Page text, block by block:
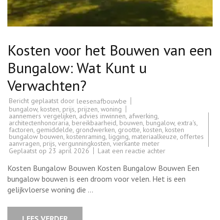
Kosten voor het Bouwen van een
Bungalow: Wat Kunt u
Verwachten?
Bericht geplaatst door leesenafbouwbe
bungalow, kosten, prijs, prijzen, woning
aannemers vergelijken,advies inwinnen, afwerking,
architectenhonoraria, bereikbaarheid, bouwen, bungalow, extra's,
factoren, gemiddelde, grondwerken, grootte, kosten, kosten
bungalow bouwen, kostenraming, ligging, materiaalkeuze, offertes
aanvragen, prijs, vergunningkosten,vierkante meter
Geplaatst op 23 april 2026 Laat een reactie achterop
het
Bouwen
Kosten Bungalow Bouwen Kosten Bungalow Bouwen Een
bungalow bouwen is een droom voor velen. Het is een
gelijkvloerse woning die …